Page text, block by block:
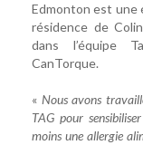
Edmonton est une
résidence de
dans l’équipe
CanTorque.
« Nous avons
TAG pour
moins une allergie